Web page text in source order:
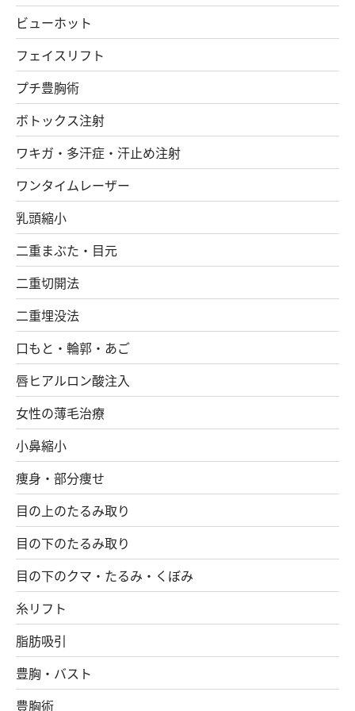
ビューホット
フェイスリフト
プチ豊胸術
ボトックス注射
ワキガ・多汗症・汗止め注射
ワンタイムレーザー
乳頭縮小
二重まぶた・目元
二重切開法
二重埋没法
口もと・輪郭・あご
唇ヒアルロン酸注入
女性の薄毛治療
小鼻縮小
痩身・部分痩せ
目の上のたるみ取り
目の下のたるみ取り
目の下のクマ・たるみ・くぼみ
糸リフト
脂肪吸引
豊胸・バスト
豊胸術